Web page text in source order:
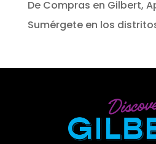
De Compras en Gilbert,
Sumérgete en los